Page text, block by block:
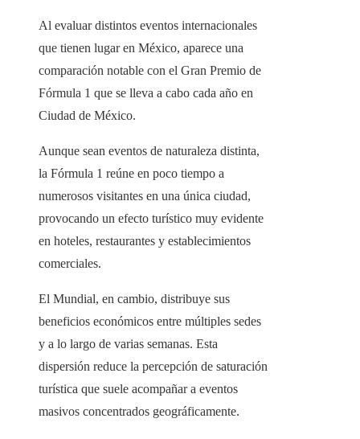
Al evaluar distintos eventos internacionales
que tienen lugar en México, aparece una
comparación notable con el Gran Premio de
Fórmula 1 que se lleva a cabo cada año en
Ciudad de México.
Aunque sean eventos de naturaleza distinta,
la Fórmula 1 reúne en poco tiempo a
numerosos visitantes en una única ciudad,
provocando un efecto turístico muy evidente
en hoteles, restaurantes y establecimientos
comerciales.
El Mundial, en cambio, distribuye sus
beneficios económicos entre múltiples sedes
y a lo largo de varias semanas. Esta
dispersión reduce la percepción de saturación
turística que suele acompañar a eventos
masivos concentrados geográficamente.